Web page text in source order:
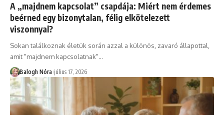
A „majdnem kapcsolat” csapdája: Miért nem érdemes
beérned egy bizonytalan, félig elkötelezett
viszonnyal?
Sokan találkoznak életük során azzal a különös, zavaró állapottal,
amit "majdnem kapcsolatnak"…
Balogh Nóra július 17, 2026